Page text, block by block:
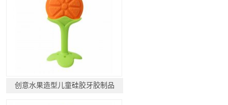
创意水果造型儿童硅胶牙胶制品